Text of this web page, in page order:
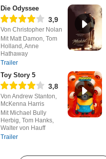
Die Odyssee
3,9
Von Christopher Nolan
Mit Matt Damon, Tom
Holland, Anne
Hathaway
Trailer
Toy Story 5
3,8
Von Andrew Stanton,
McKenna Harris
Mit Michael Bully
Herbig, Tom Hanks,
Walter von Hauff
Trailer